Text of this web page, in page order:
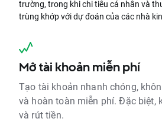
trường, trong khi chi tiêu cá nhân và
trùng khớp với dự đoán của các nhà
Mở tài khoản miễn phí
Tạo tài khoản nhanh chóng,
và hoàn toàn miễn phí. Đặc biệt,
và rút tiền.